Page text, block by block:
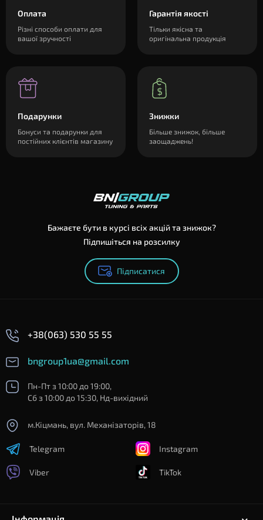
Оплата
Різні способи оплати для
вашої зручності
Гарантія якості
Тільки якісна та
оригінальна продукція
Подарунки
Бонуси та подарунки для
постійних клієнтів магазину
Знижки
Більше знижок, більше
заощаджень!
Бажаєте бути в курсі всіх акцій та знижок?
Підпишіться на розсилку
Підписатися
+38(063) 530 55 55
bngroup1ua@gmail.com
Пн-Пт з 10:00 до 19:00,
Сб з 10:00 до 15:30, Нд-вихідний
м.Кіцмань, вул. Механізаторів, 18
Telegram
Viber
Instagram
TikTok